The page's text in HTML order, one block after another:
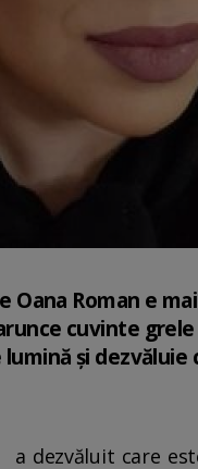
Oana Roman e
cuvinte
și dezvăluie
a dezvăluit care